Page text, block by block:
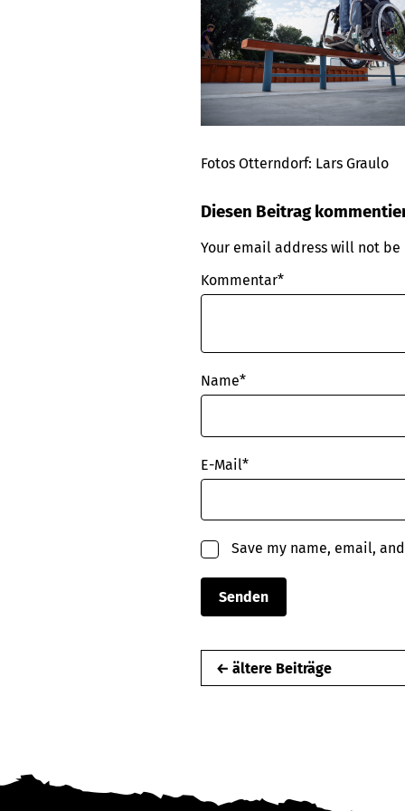
Fotos Otterndorf: Lars Graulo
Diesen Beitrag
Your email address will not
Kommentar*
Name*
E-Mail*
Save my name, email,
← ältere Beiträge